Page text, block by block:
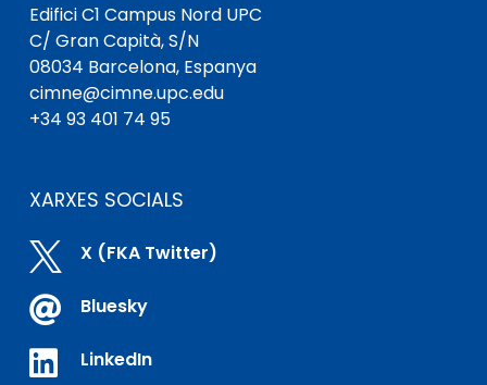
Edifici C1 Campus Nord UPC
C/ Gran Capità, S/N
08034 Barcelona, ​​Espanya
cimne@cimne.upc.edu
+34 93 401 74 95
XARXES SOCIALS
 X (FKA Twitter)
 Bluesky
 LinkedIn